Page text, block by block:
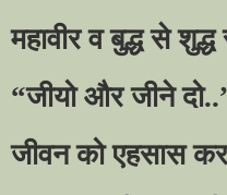
महावीर व बुद्ध से
“जीयो और जीने दो..
जीवन को एहसास